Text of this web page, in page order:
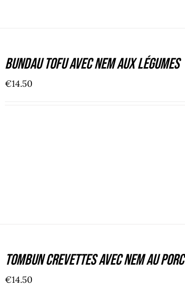
Bundau tofu avec nem aux légumes
€14.50
Tombun crevettes avec nem au porc
€14.50